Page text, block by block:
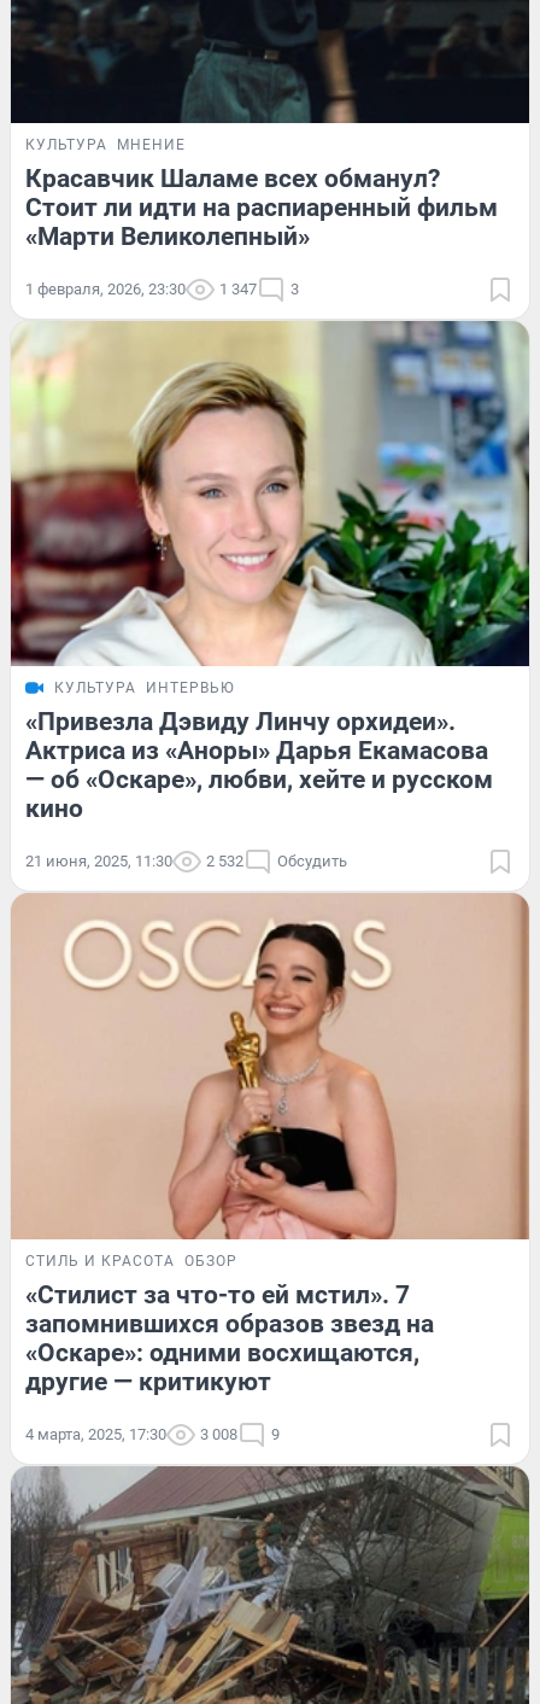
КУЛЬТУРА МНЕНИЕ
Красавчик Шаламе всех обманул?
Стоит ли идти на распиаренный фильм
«Марти Великолепный»
1 февраля, 2026, 23:30 1 347 3
КУЛЬТУРА ИНТЕРВЬЮ
«Привезла Дэвиду Линчу орхидеи».
Актриса из «Аноры» Дарья Екамасова
— об «Оскаре», любви, хейте и русском
кино
21 июня, 2025, 11:30 2 532 Обсудить
СТИЛЬ И КРАСОТА ОБЗОР
«Стилист за что-то ей мстил». 7
запомнившихся образов звезд на
«Оскаре»: одними восхищаются,
другие — критикуют
4 марта, 2025, 17:30 3 008 9